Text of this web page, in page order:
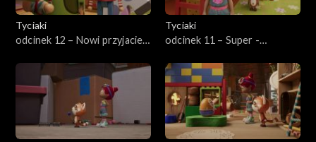
Tyciaki
odcinek 12 – Nowi przyjaciele
Tyciaki
odcinek 11 – Super -